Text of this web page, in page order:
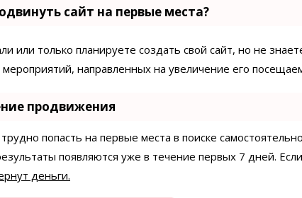
сайт на первые места?
или только планируете создать свой сайт, но не
мероприятий, направленных на увеличение его
продвижения
попасть на первые места в поиске
появляются уже в течение первых 7 дней.
деньги.